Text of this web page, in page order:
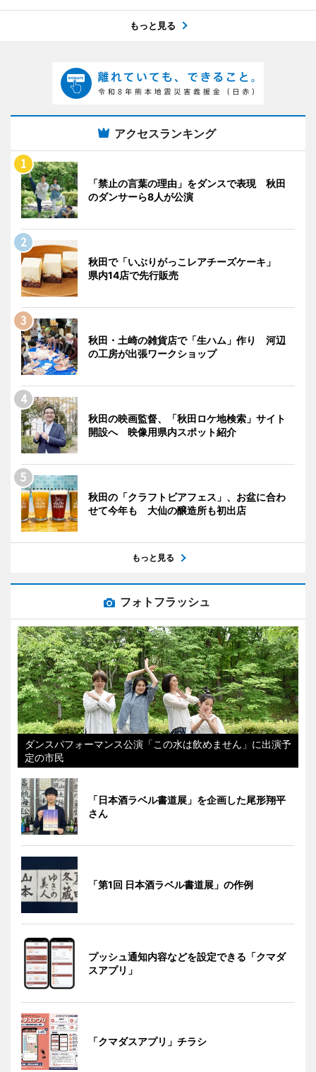
もっと見る
アクセスランキング
「禁止の言葉の理由」をダンスで表現 秋田
のダンサーら8人が公演
秋田で「いぶりがっこレアチーズケーキ」
県内14店で先行販売
秋田・土崎の雑貨店で「生ハム」作り 河辺
の工房が出張ワークショップ
秋田の映画監督、「秋田ロケ地検索」サイト
開設へ 映像用県内スポット紹介
秋田の「クラフトビアフェス」、お盆に合わ
せて今年も 大仙の醸造所も初出店
もっと見る
フォトフラッシュ
ダンスパフォーマンス公演「この水は飲めません」に出演予
定の市民
「日本酒ラベル書道展」を企画した尾形翔平
さん
「第1回 日本酒ラベル書道展」の作例
プッシュ通知内容などを設定できる「クマダ
スアプリ」
「クマダスアプリ」チラシ